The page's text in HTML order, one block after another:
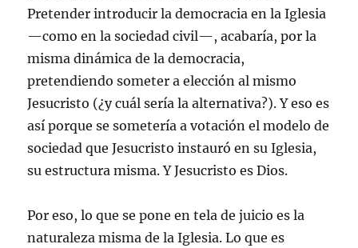
Pretender introducir la democracia en la Iglesia
—como en la sociedad civil—, acabaría, por la
misma dinámica de la democracia,
pretendiendo someter a elección al mismo
Jesucristo (¿y cuál sería la alternativa?). Y eso es
así porque se sometería a votación el modelo de
sociedad que Jesucristo instauró en su Iglesia,
su estructura misma. Y Jesucristo es Dios.
Por eso, lo que se pone en tela de juicio es la
naturaleza misma de la Iglesia. Lo que es